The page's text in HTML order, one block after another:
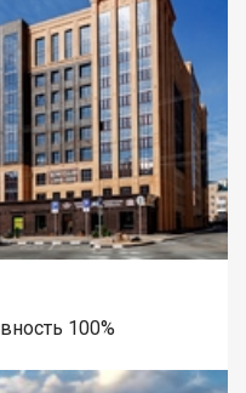
100%